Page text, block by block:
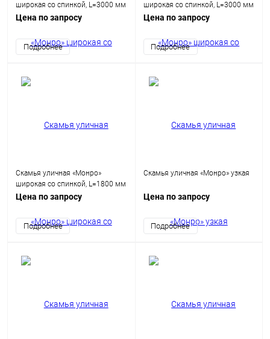
широкая со спинкой, L=3000 мм
(спинка 2400 мм)
Цена по запросу
Подробнее
широкая со спинкой, L=3000 мм
(спинка 1200 мм)
Цена по запросу
Подробнее
Скамья уличная «Монро»
широкая со спинкой, L=1800 мм
(спинка 1200 мм)
Цена по запросу
Подробнее
Скамья уличная «Монро» узкая
Цена по запросу
Подробнее